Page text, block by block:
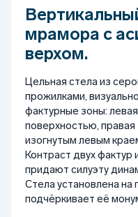
мрамора с
верхом.
Цельная стела из
прожилками,
фактурные зоны:
поверхностью,
изогнутым левым
Контраст двух
придают силуэту
Стела установлена на
подчёркивает её